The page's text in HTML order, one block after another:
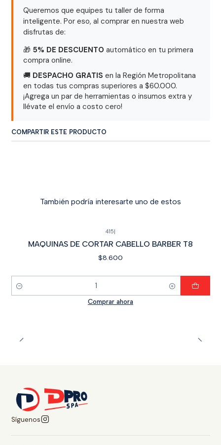
Queremos que equipes tu taller de forma
inteligente. Por eso, al comprar en nuestra web
disfrutas de:
🎁 5% DE DESCUENTO automático en tu primera
compra online.
🚚 DESPACHO GRATIS en la Región Metropolitana
en todas tus compras superiores a $60.000.
¡Agrega un par de herramientas o insumos extra y
llévate el envío a costo cero!
COMPARTIR ESTE PRODUCTO
También podría interesarte uno de estos
415|
MAQUINAS DE CORTAR CABELLO BARBER T8
$8.600
Cantidad
Comprar ahora
Síguenos